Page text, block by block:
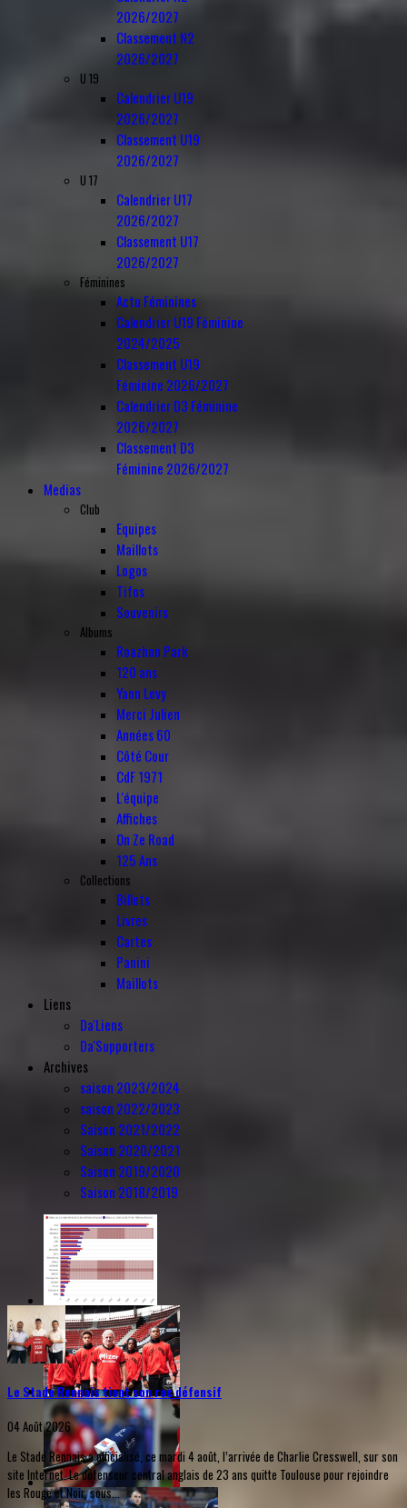
2026/2027
Classement N2
2026/2027
U 19
Calendrier U19
2026/2027
Classement U19
2026/2027
U 17
Calendrier U17
2026/2027
Classement U17
2026/2027
Féminines
Actu Féminines
Calendrier U19 Féminine
2024/2025
Classement U19
Féminine 2026/2027
Calendrier D3 Féminine
2026/2027
Classement D3
Féminine 2026/2027
Medias
Club
Equipes
Maillots
Logos
Tifos
Souvenirs
Albums
Roazhon Park
120 ans
Yann Levy
Merci Julien
Années 60
Côté Cour
CdF 1971
L'équipe
Affiches
On Ze Road
125 Ans
Collections
Billets
Livres
Cartes
Panini
Maillots
Liens
Da'Liens
Da'Supporters
Archives
saison 2023/2024
saison 2022/2023
Saison 2021/2022
Saison 2020/2021
Saison 2019/2020
Saison 2018/2019
Le Stade Rennais tient son roc défensif
04 Août 2026
Le Stade Rennais a officialisé, ce mardi 4 août, l’arrivée de Charlie Cresswell, sur son
site Internet. Le défenseur central anglais de 23 ans quitte Toulouse pour rejoindre
les Rouge et Noir, sous...